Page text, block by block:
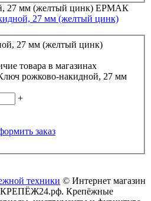
27 мм (желтый цинк)
товара в магазинах
рожково-накидной, 27 мм
+
заказ
© Интернет магазин
КРЕПЁЖ24.рф. Крепёжные